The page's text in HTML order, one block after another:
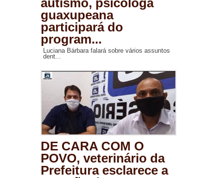
autismo, psicóloga
guaxupeana
participará do
program...
Luciana Bárbara falará sobre vários assuntos
dent...
DE CARA COM O
POVO, veterinário da
Prefeitura esclarece a